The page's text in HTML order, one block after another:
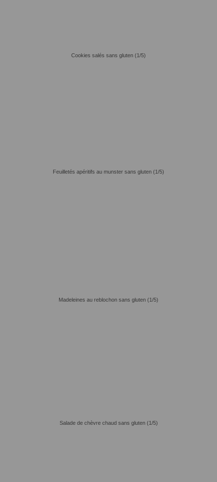
Cookies salés sans gluten (1/5)
Feuilletés apéritifs au munster sans gluten (1/5)
Madeleines au reblochon sans gluten (1/5)
Salade de chèvre chaud sans gluten (1/5)